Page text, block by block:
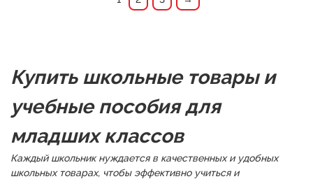
Купить школьные товары и
учебные пособия для
младших классов
Каждый школьник нуждается в качественных и удобных
школьных товарах, чтобы эффективно учиться и